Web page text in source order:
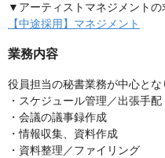
▼アーティストマネジメント
【中途採用】マネジメント
業務内容
役員担当の秘書業務が中心とな
・スケジュール管理／出張手配
・会議の議事録作成
・情報収集、資料作成
・資料整理／ファイリング